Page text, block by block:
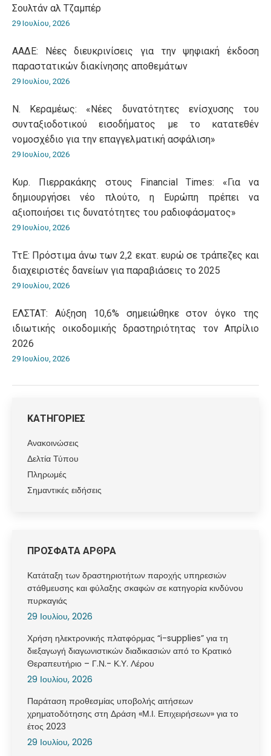
Σουλτάν αλ Τζαμπέρ
29 Ιουλίου, 2026
ΑΑΔΕ: Νέες διευκρινίσεις για την ψηφιακή έκδοση
παραστατικών διακίνησης αποθεμάτων
29 Ιουλίου, 2026
Ν. Κεραμέως: «Νέες δυνατότητες ενίσχυσης του
συνταξιοδοτικού εισοδήματος με το κατατεθέν
νομοσχέδιο για την επαγγελματική ασφάλιση»
29 Ιουλίου, 2026
Κυρ. Πιερρακάκης στους Financial Times: «Για να
δημιουργήσει νέο πλούτο, η Ευρώπη πρέπει να
αξιοποιήσει τις δυνατότητες του ραδιοφάσματος»
29 Ιουλίου, 2026
ΤτΕ: Πρόστιμα άνω των 2,2 εκατ. ευρώ σε τράπεζες και
διαχειριστές δανείων για παραβιάσεις το 2025
29 Ιουλίου, 2026
ΕΛΣΤΑΤ: Αύξηση 10,6% σημειώθηκε στον όγκο της
ιδιωτικής οικοδομικής δραστηριότητας τον Απρίλιο
2026
29 Ιουλίου, 2026
ΚΑΤΗΓΟΡΙΕΣ
Ανακοινώσεις
Δελτία Τύπου
Πληρωμές
Σημαντικές ειδήσεις
ΠΡΟΣΦΑΤΑ ΑΡΘΡΑ
Κατάταξη των δραστηριοτήτων παροχής υπηρεσιών
στάθμευσης και φύλαξης σκαφών σε κατηγορία κινδύνου
πυρκαγιάς
29 Ιουλίου, 2026
Χρήση ηλεκτρονικής πλατφόρμας “i-supplies” για τη
διεξαγωγή διαγωνιστικών διαδικασιών από το Κρατικό
Θεραπευτήριο – Γ.Ν.- Κ.Υ. Λέρου
29 Ιουλίου, 2026
Παράταση προθεσμίας υποβολής αιτήσεων
χρηματοδότησης στη Δράση «Μ.Ι. Επιχειρήσεων» για το
έτος 2023
29 Ιουλίου, 2026